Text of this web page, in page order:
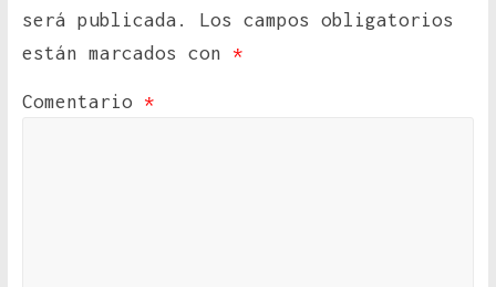
será publicada.
Los campos obligatorios
están marcados con *
Comentario *